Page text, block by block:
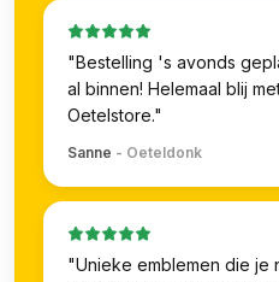
"Bestelling 's avonds
al binnen! Helemaal blij
Oetelstore."
Sanne - Oeteldonk
"Unieke emblemen die je